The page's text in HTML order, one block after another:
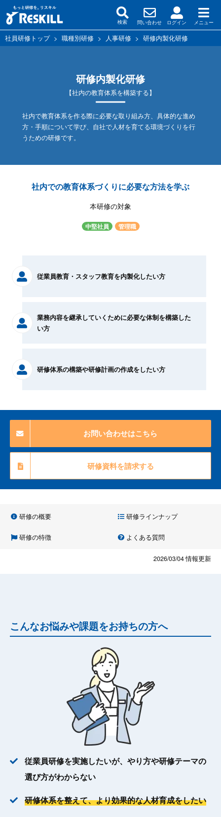
検索 問い合わせ ログイン メニュー
社員研修トップ> 職種別研修 > 人事研修 > 研修内製化研修
研修内製化研修
【社内の教育体系を構築する】
社内で教育体系を作る際に必要な取り組み方、具体的な進め
方・手順について学び、自社で人材を育てる環境づくりを行
うための研修です。
社内での教育体系づくりに必要な方法を学ぶ
本研修の対象
中堅社員 管理職
従業員教育・スタッフ教育を内製化したい方
業務内容を継承していくために必要な体制を構築した
い方
研修体系の構築や研修計画の作成をしたい方
お問い合わせはこちら
研修資料を請求する
研修の概要 研修ラインナップ
研修の特徴 よくある質問
2026/03/04情報更新
こんなお悩みや課題をお持ちの方へ
従業員研修を実施したいが、やり方や研修テーマの
選び方がわからない
研修体系を整えて、より効果的な人材育成をしたい